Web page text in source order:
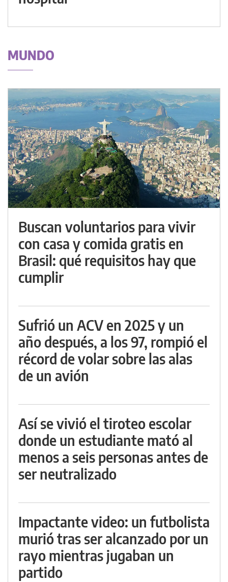
MUNDO
Buscan voluntarios para vivir
con casa y comida gratis en
Brasil: qué requisitos hay que
cumplir
Sufrió un ACV en 2025 y un
año después, a los 97, rompió el
récord de volar sobre las alas
de un avión
Así se vivió el tiroteo escolar
donde un estudiante mató al
menos a seis personas antes de
ser neutralizado
Impactante video: un futbolista
murió tras ser alcanzado por un
rayo mientras jugaban un
partido